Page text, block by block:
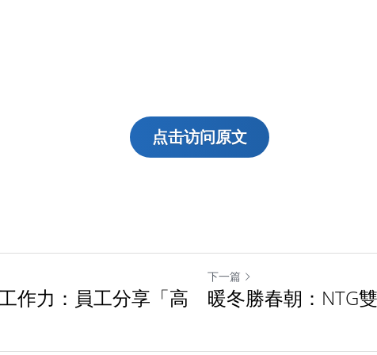
点击访问原文
作力：員工分享「高
下一篇
暖冬勝春朝：NTG